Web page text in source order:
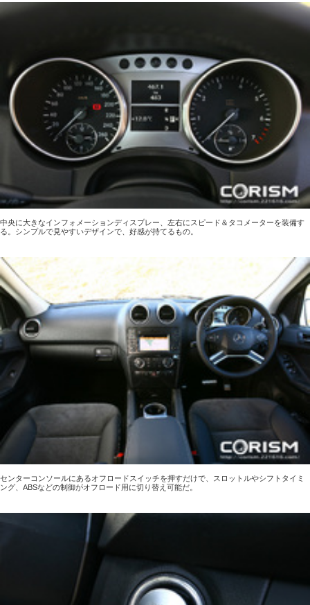
中央に大きなインフォメーションディスプレー、左右にスピード＆タコメーターを装備す
る。シンプルで見やすいデザインで、好感が持てるもの。
センターコンソールにあるオフロードスイッチを押すだけで、スロットルやシフトタイミ
ング、ABSなどの制御がオフロード用に切り替え可能だ。